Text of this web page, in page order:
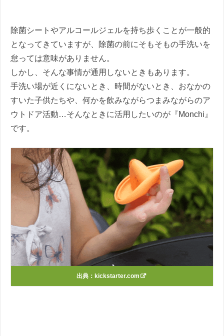
除菌シートやアルコールジェルを持ち歩くことが一般的
となってきていますが、除菌の前にそもそもの手洗いを
怠っては意味がありません。
しかし、そんな事情が通用しないときもあります。
手洗い場が近くにないとき、時間がないとき、おなかの
すいた子供たちや、何かを飲みながらつまみながらのア
ウトドア活動…そんなときに活用したいのが『Monchi』
です。
出典： kickstarter.com